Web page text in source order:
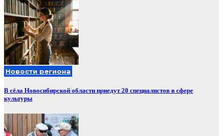
Новости региона
В сёла Новосибирской области приедут 20 специалистов в сфере
культуры